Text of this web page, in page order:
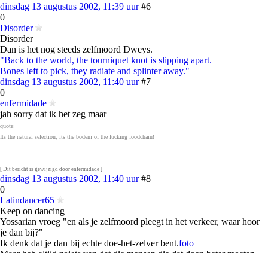
dinsdag 13 augustus 2002, 11:39 uur #6
0
Disorder
Disorder
Dan is het nog steeds zelfmoord Dweys.
"Back to the world, the tourniquet knot is slipping apart.
Bones left to pick, they radiate and splinter away."
dinsdag 13 augustus 2002, 11:40 uur #7
0
enfermidade
jah sorry dat ik het zeg maar
quote:
Its the natural selection, its the bodem of the fucking foodchain!
[ Dit bericht is gewijzigd door enfermidade ]
dinsdag 13 augustus 2002, 11:40 uur #8
0
Latindancer65
Keep on dancing
Yossarian vroeg "en als je zelfmoord pleegt in het verkeer, waar hoor
je dan bij?"
Ik denk dat je dan bij echte doe-het-zelver bent.foto